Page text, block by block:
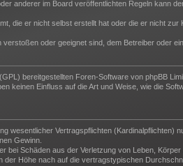
anderer im Board veröffentlichten Regeln kann
die er nicht selbst erstellt hat oder die er nicht
oder geeignet sind, dem Betreiber oder
bereitgestellten Foren-Software von phpBB
keinen Einfluss auf die Art und Weise, wie die
wesentlicher Vertragspflichten (Kardinalpflichten)
Gewinn.
Schäden aus der Verletzung von Leben,
Höhe nach auf die vertragstypischen